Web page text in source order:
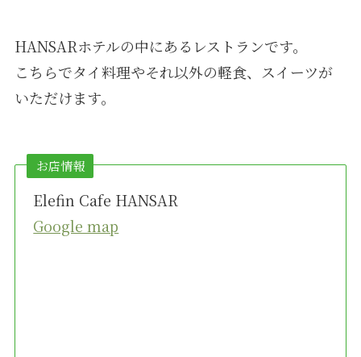
HANSARホテルの中にあるレストランです。
こちらでタイ料理やそれ以外の軽食、スイーツが
いただけます。
お店情報
Elefin Cafe HANSAR
Google map